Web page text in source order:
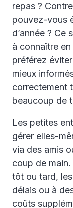
repas ?
pouvez-vous
d’année ? Ce
à connaître
préférez
mieux
correctement
beaucoup de
Les petites
gérer elles-
via des amis
coup de
tôt ou tard,
délais ou à
coûts